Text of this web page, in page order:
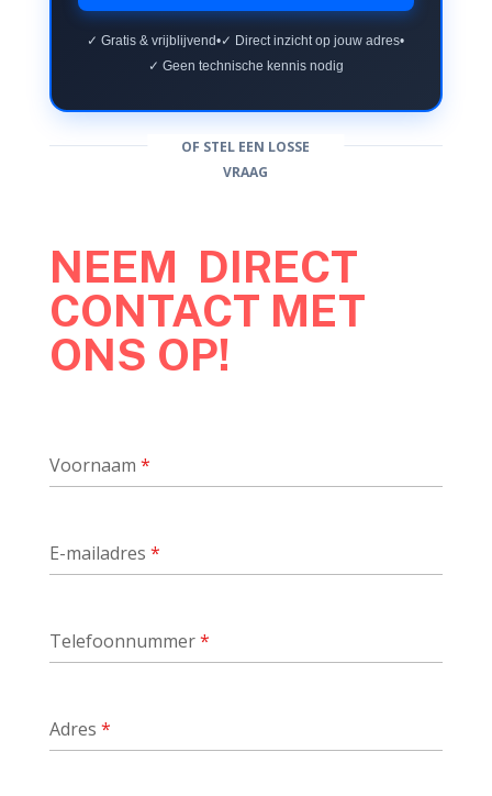
✓ Gratis & vrijblijvend•✓ Direct inzicht op jouw adres•
✓ Geen technische kennis nodig
OF STEL EEN LOSSE
VRAAG
NEEM DIRECT
CONTACT MET
ONS OP!
Voornaam *
E-mailadres *
Telefoonnummer*
Adres *